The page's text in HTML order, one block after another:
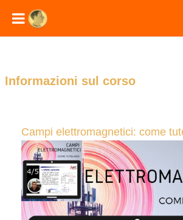
Informazioni sul corso
Campi elettromagnetici: come